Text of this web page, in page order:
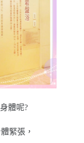
體呢?
緊張，